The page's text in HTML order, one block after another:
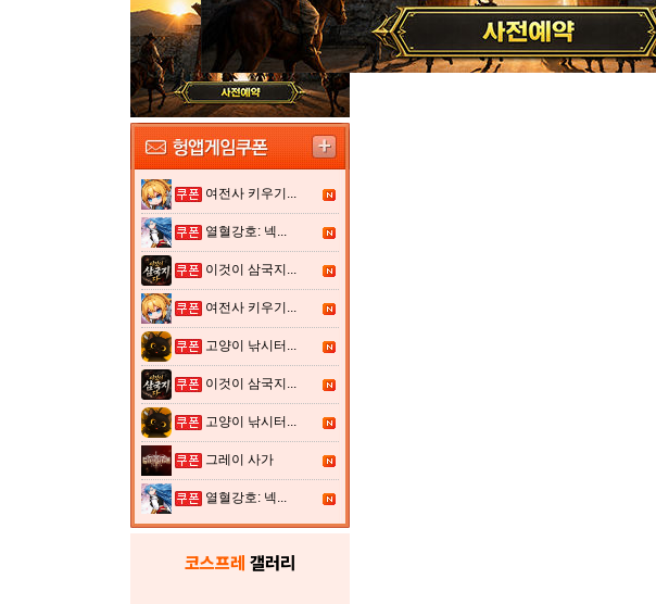
여전사 키우기...
열혈강호: 넥...
이것이 삼국지...
여전사 키우기...
고양이 낚시터...
이것이 삼국지...
고양이 낚시터...
그레이 사가
열혈강호: 넥...
코스프레 갤러리